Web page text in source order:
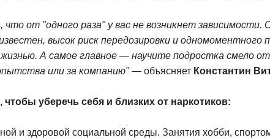
от "одного раза" у вас не возникнет зависимости.
высок риск передозировки и
жизнью. А самое главное — научите подростка смело
или за компанию"— объясняет Константин
уберечь себя и близких от наркотиков:
и здоровой социальной среды. Занятия хобби,